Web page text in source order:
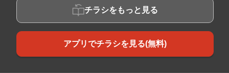
チラシをもっと見る
アプリでチラシを見る(無料)